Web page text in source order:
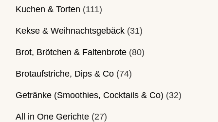
Kuchen & Torten (111)
Kekse & Weihnachtsgebäck (31)
Brot, Brötchen & Faltenbrote (80)
Brotaufstriche, Dips & Co (74)
Getränke (Smoothies, Cocktails & Co) (32)
All in One Gerichte (27)